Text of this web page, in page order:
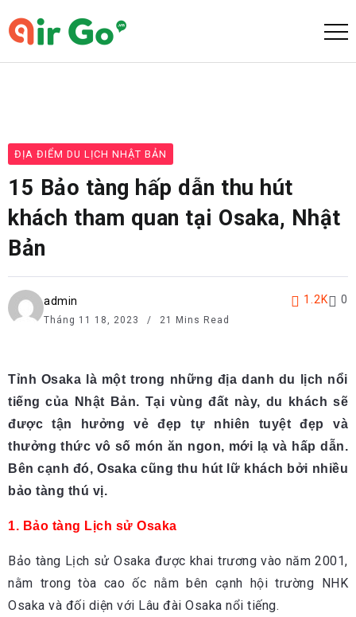
ĐỊA ĐIỂM DU LỊCH NHẬT BẢN
15 Bảo tàng hấp dẫn thu hút
khách tham quan tại Osaka, Nhật
Bản
admin
Tháng 11 18, 2023 21 Mins Read
1.2K 0
Tỉnh Osaka là một trong những địa danh du lịch nổi
tiếng của Nhật Bản. Tại vùng đất này, du khách sẽ
được tận hưởng vẻ đẹp tự nhiên tuyệt đẹp và
thưởng thức vô số món ăn ngon, mới lạ và hấp dẫn.
Bên cạnh đó, Osaka cũng thu hút lữ khách bởi nhiều
bảo tàng thú vị.
1. Bảo tàng Lịch sử Osaka
Bảo tàng Lịch sử Osaka được khai trương vào năm 2001,
nằm trong tòa cao ốc nằm bên cạnh hội trường NHK
Osaka và đối diện với Lâu đài Osaka nổi tiếng.